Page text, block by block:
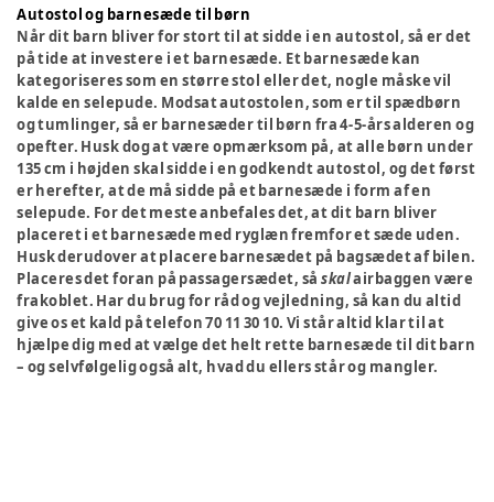
Autostol og barnesæde til børn
Når dit barn bliver for stort til at sidde i en autostol, så er det
på tide at investere i et barnesæde. Et barnesæde kan
kategoriseres som en større stol eller det, nogle måske vil
kalde en selepude. Modsat autostolen, som er til spædbørn
og tumlinger, så er barnesæder til børn fra 4-5-års alderen og
opefter. Husk dog at være opmærksom på, at alle børn under
135 cm i højden skal sidde i en godkendt autostol, og det først
er herefter, at de må sidde på et barnesæde i form af en
selepude. For det meste anbefales det, at dit barn bliver
placeret i et barnesæde med ryglæn fremfor et sæde uden.
Husk derudover at placere barnesædet på bagsædet af bilen.
Placeres det foran på passagersædet, såskalairbaggen være
frakoblet. Har du brug for råd og vejledning, så kan du altid
give os et kald på telefon 70 11 30 10. Vi står altid klar til at
hjælpe dig med at vælge det helt rette barnesæde til dit barn
– og selvfølgelig også alt, hvad du ellers står og mangler.